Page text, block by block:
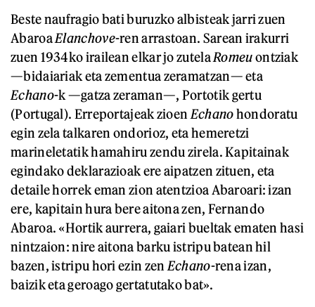
Beste naufragio bati buruzko albisteak jarri zuen
AbaroaElanchove-ren arrastoan. Sarean irakurri
zuen 1934ko irailean elkar jo zutelaRomeuontziak
—bidaiariak eta zementua zeramatzan— eta
Echano-k —gatza zeraman—, Portotik gertu
(Portugal). Erreportajeak zioen Echanohondoratu
egin zela talkaren ondorioz, eta hemeretzi
marineletatik hamahiru zendu zirela. Kapitainak
egindako deklarazioak ere aipatzen zituen, eta
detaile horrek eman zion atentzioa Abaroari: izan
ere, kapitain hura bere aitona zen, Fernando
Abaroa. «Hortik aurrera, gaiari bueltak ematen hasi
nintzaion: nire aitona barku istripu batean hil
bazen, istripu hori ezin zen Echano-rena izan,
baizik eta geroago gertatutako bat».